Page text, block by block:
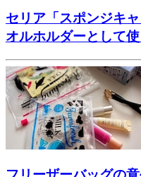
セリア「スポンジキ
オルホルダーとして